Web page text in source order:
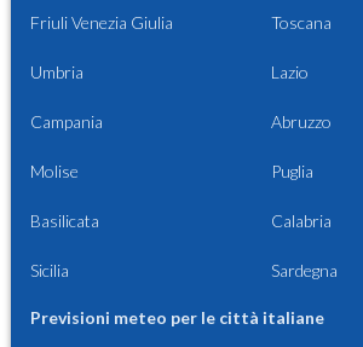
Friuli Venezia Giulia Toscana
Umbria Lazio
Campania Abruzzo
Molise Puglia
Basilicata Calabria
Sicilia Sardegna
Previsioni meteo per le città italiane